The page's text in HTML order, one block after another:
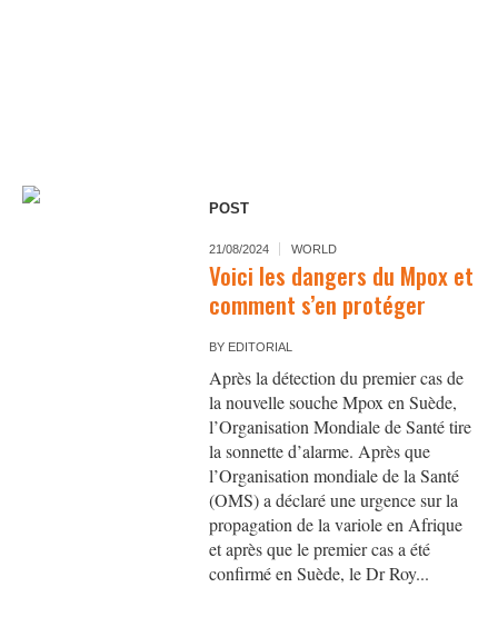
POST
21/08/2024 WORLD
Voici les dangers du Mpox et
comment s’en protéger
BY EDITORIAL
Après la détection du premier cas de
la nouvelle souche Mpox en Suède,
l’Organisation Mondiale de Santé tire
la sonnette d’alarme. Après que
l’Organisation mondiale de la Santé
(OMS) a déclaré une urgence sur la
propagation de la variole en Afrique
et après que le premier cas a été
confirmé en Suède, le Dr Roy...